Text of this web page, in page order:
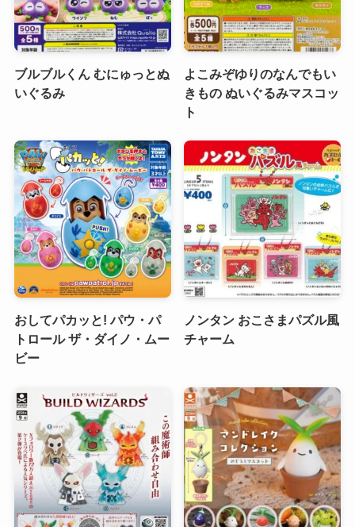
ブルブルくん むにゅっとぬ
いぐるみ
よこみぞゆりのなんでもい
きもの ぬいぐるみマスコッ
ト
おしてパカッと! パウ・パ
トロール ザ・ダイノ・ムー
ビー
ノンタン おこさまパズル風
チャーム